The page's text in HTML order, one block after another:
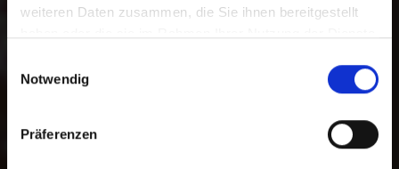
weiteren Daten zusammen, die Sie ihnen bereitgestellt
Notwendig
Präferenzen
Mit Ihrer Online-Spende unterstützen
Sie Menschen in Not. Sie haben die
und einer zweckgebundenen Spende